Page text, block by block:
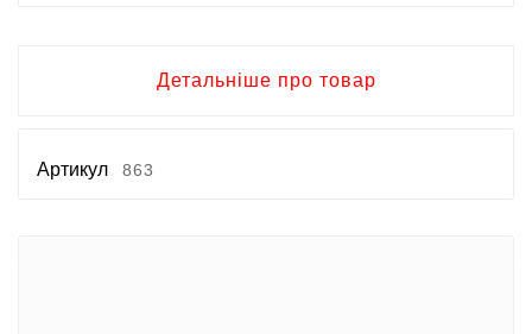
Детальніше про товар
Артикул 863